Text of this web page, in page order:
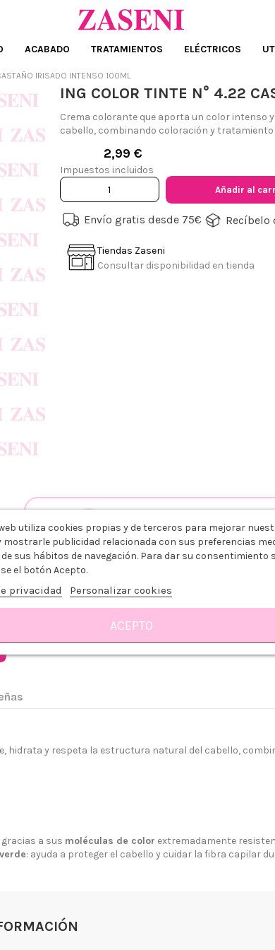
ACABADO TRATAMIENTOS ELÉCTRICOS
IRISADO INTENSO 100ML
ING COLOR TINTE N° 4.22
Crema colorante que aporta un color intenso
cabello, combinando coloración y
2,99 €
Impuestos incluidos
Añadir al
Envío gratis desde 75€ Recíbelo
Tiendas Zaseni
Consultar disponibilidad en tienda
+
ING COLOR OXIDANTE
3,79 €
hidrata y respeta la estructura natural del cabello,
gracias a sus moléculas de color extremadamente
: ayuda a proteger el cabello y cuidar la fibra capilar
Política de Cookies
Borrar Cookies
utiliza cookies propias y de terceros para mejorar
mostrarle publicidad relacionada con sus preferencias
sus hábitos de navegación. Para dar su consentimiento
el botón Acepto.
privacidad Personalizar cookies
ACEPTO